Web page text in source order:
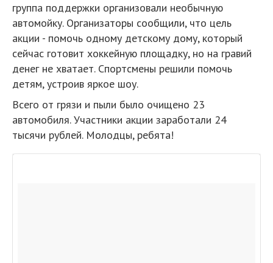
группа поддержки организовали необычную
автомойку. Организаторы сообщили, что цель
акции - помочь одному детскому дому, который
сейчас готовит хоккейную площадку, но на гравий
денег не хватает. Спортсмены решили помочь
детям, устроив яркое шоу.
Всего от грязи и пыли было очищено 23
автомобиля. Участники акции заработали 24
тысячи рублей. Молодцы, ребята!